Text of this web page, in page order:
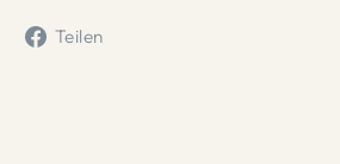
Teilen